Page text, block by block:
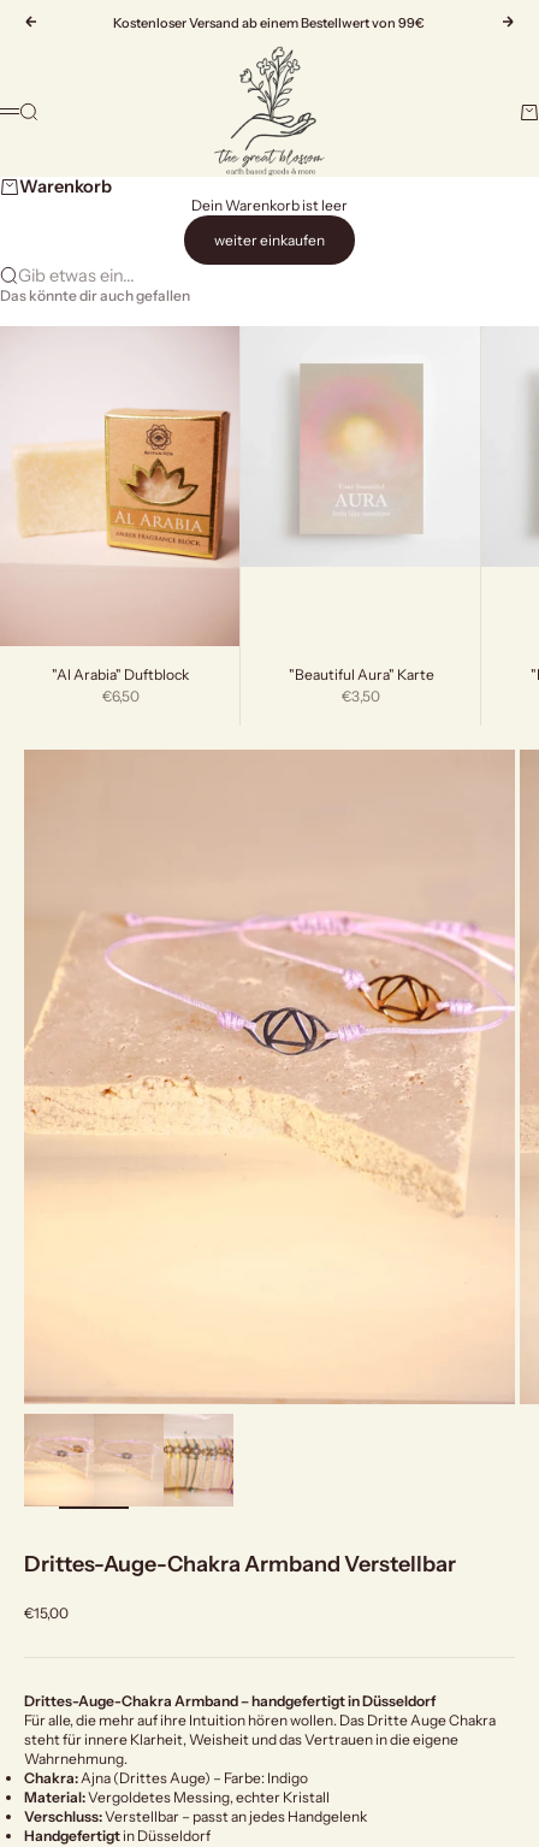
Zurück
Kostenloser Versand ab einem Bestellwert von 99€
Vor
The Great Blossom
Menü
Suche
Warenkorb
Dein Warenkorb ist leer
weiter einkaufen
Gib etwas ein...
Das könnte dir auch gefallen
"Al Arabia" Duftblock
Angebot
€6,50
"Beautiful Aura" Karte
Angebot
€3,50
bild
vergrößern
Drittes-Auge-Chakra Armband Verstellbar
Angebot
€15,00
Drittes-Auge-Chakra Armband – handgefertigt in Düsseldorf
Für alle, die mehr auf ihre Intuition hören wollen. Das Dritte Auge Chakra
steht für innere Klarheit, Weisheit und das Vertrauen in die eigene
Wahrnehmung.
Chakra:Ajna (Drittes Auge) – Farbe: Indigo
Material:Vergoldetes Messing, echter Kristall
Verschluss:Verstellbar – passt an jedes Handgelenk
Handgefertigt in Düsseldorf